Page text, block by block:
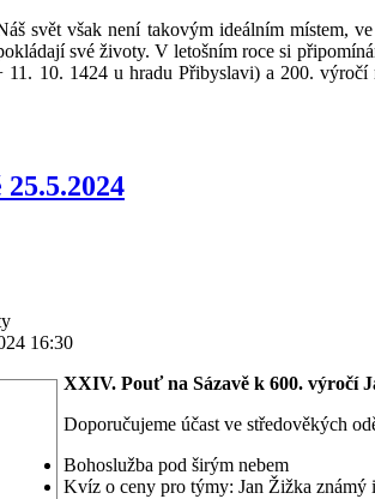
svět však není takovým ideálním místem,
své životy. V letošním roce si
10. 1424 u hradu Přibyslavi) a 200.
16:30
XXIV. Pouť na Sázavě k 600. výročí
Doporučujeme účast ve středověkých
Bohoslužba pod širým nebem
Kvíz o ceny pro týmy: Jan Žižka známý